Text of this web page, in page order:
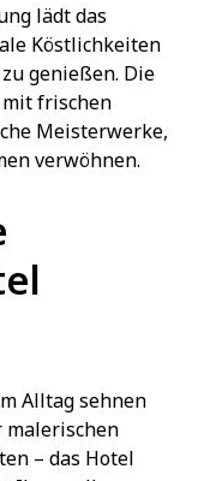
lädt das
Köstlichkeiten
genießen. Die
mit frischen
Meisterwerke,
verwöhnen.
Alltag sehnen
– das Hotel